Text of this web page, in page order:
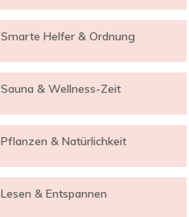
Smarte Helfer & Ordnung
Sauna & Wellness-Zeit
Pflanzen & Natürlichkeit
Lesen & Entspannen